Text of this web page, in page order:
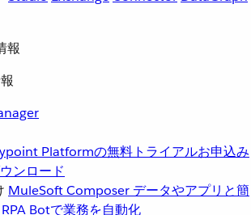
報
Platformの無料トライアルお申込み
ンロード
MuleSoft Composer データやアプリと簡
Botで業務を自動化